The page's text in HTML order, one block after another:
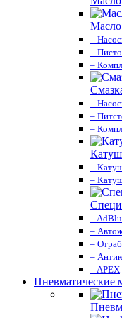
Масло
–
–
–
–
–
–
–
–
–
–
–
–
– APEX
Пневматические